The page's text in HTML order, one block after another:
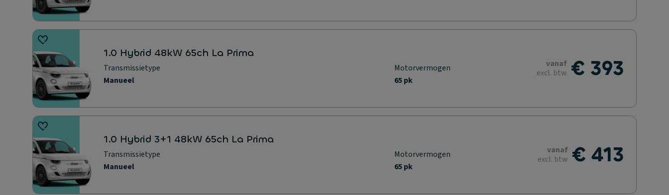
1.0 Hybrid 48kW 65ch La Prima
Transmissietype
Manueel
Motorvermogen
65 pk
€ 393
vanaf
excl. btw
1.0 Hybrid 3+1 48kW 65ch La Prima
Transmissietype
Manueel
Motorvermogen
65 pk
€ 413
vanaf
excl. btw